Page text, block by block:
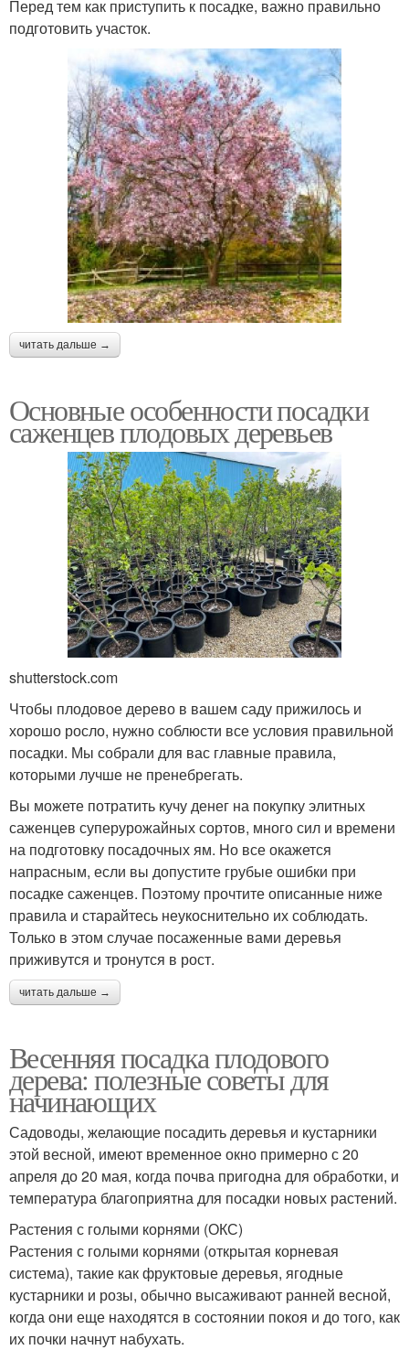
Перед тем как приступить к посадке, важно правильно
подготовить участок.
читать дальше →
Основные особенности посадки
саженцев плодовых деревьев
shutterstock.com
Чтобы плодовое дерево в вашем саду прижилось и
хорошо росло, нужно соблюсти все условия правильной
посадки. Мы собрали для вас главные правила,
которыми лучше не пренебрегать.
Вы можете потратить кучу денег на покупку элитных
саженцев суперурожайных сортов, много сил и времени
на подготовку посадочных ям. Но все окажется
напрасным, если вы допустите грубые ошибки при
посадке саженцев. Поэтому прочтите описанные ниже
правила и старайтесь неукоснительно их соблюдать.
Только в этом случае посаженные вами деревья
приживутся и тронутся в рост.
читать дальше →
Весенняя посадка плодового
дерева: полезные советы для
начинающих
Садоводы, желающие посадить деревья и кустарники
этой весной, имеют временное окно примерно с 20
апреля до 20 мая, когда почва пригодна для обработки, и
температура благоприятна для посадки новых растений.
Растения с голыми корнями (ОКС)
Растения с голыми корнями (открытая корневая
система), такие как фруктовые деревья, ягодные
кустарники и розы, обычно высаживают ранней весной,
когда они еще находятся в состоянии покоя и до того, как
их почки начнут набухать.